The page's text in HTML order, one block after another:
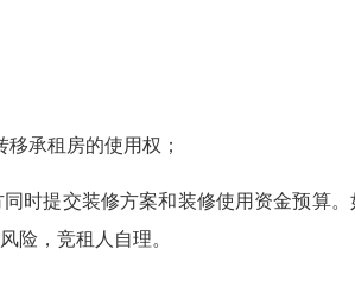
承租房的使用权；
时提交装修方案和装修使用资金预算
险，竞租人自理。